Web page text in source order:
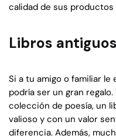
calidad de sus
Libros antiguos
Si a tu amigo o familiar
podría ser un gran
colección de poesía, un
valioso y con un valor
diferencia. Además,